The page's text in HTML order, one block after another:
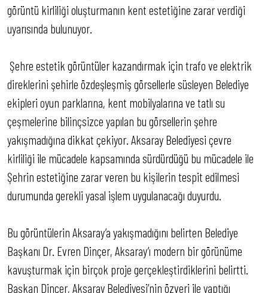
görüntü kirliliği oluşturmanın kent estetiğine zarar verdiği
uyarısında bulunuyor.
Şehre estetik görüntüler kazandırmak için trafo ve elektrik
direklerini şehirle özdeşleşmiş görsellerle süsleyen Belediye
ekipleri oyun parklarına, kent mobilyalarına ve tatlı su
çeşmelerine bilinçsizce yapılan bu görsellerin şehre
yakışmadığına dikkat çekiyor. Aksaray Belediyesi çevre
kirliliği ile mücadele kapsamında sürdürdüğü bu mücadele ile
Şehrin estetiğine zarar veren bu kişilerin tespit edilmesi
durumunda gerekli yasal işlem uygulanacağı duyurdu.
Bu görüntülerin Aksaray’a yakışmadığını belirten Belediye
Başkanı Dr. Evren Dinçer, Aksaray’ı modern bir görünüme
kavuşturmak için birçok proje gerçekleştirdiklerini belirtti.
Başkan Dinçer, Aksaray Belediyesi’nin özveri ile yaptığı